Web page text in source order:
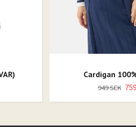
Cardigan
949 SEK